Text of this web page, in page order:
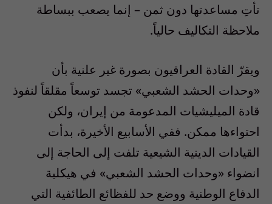
تأتِ مساعدتها دون ثمن – إنما يصعب ببساطة
ملاحظة التكاليف حالياً.
ويقرّ القادة العراقيون بصورة غير علنية بأن
«وحدات الحشد الشعبي» تجسد توسعاً مقلقاً لنفوذ
قادة الميليشيات المدعومة من إيران، ولكن
احتواءها ممكن. ففي الأسابيع الأخيرة، بدأت
القيادات الدينية الشيعية تلفت إلى الحاجة إلى
انضواء «وحدات الحشد الشعبي» في هيكلية
الدفاع الوطنية ووضع حد للفظائع الطائفية التي